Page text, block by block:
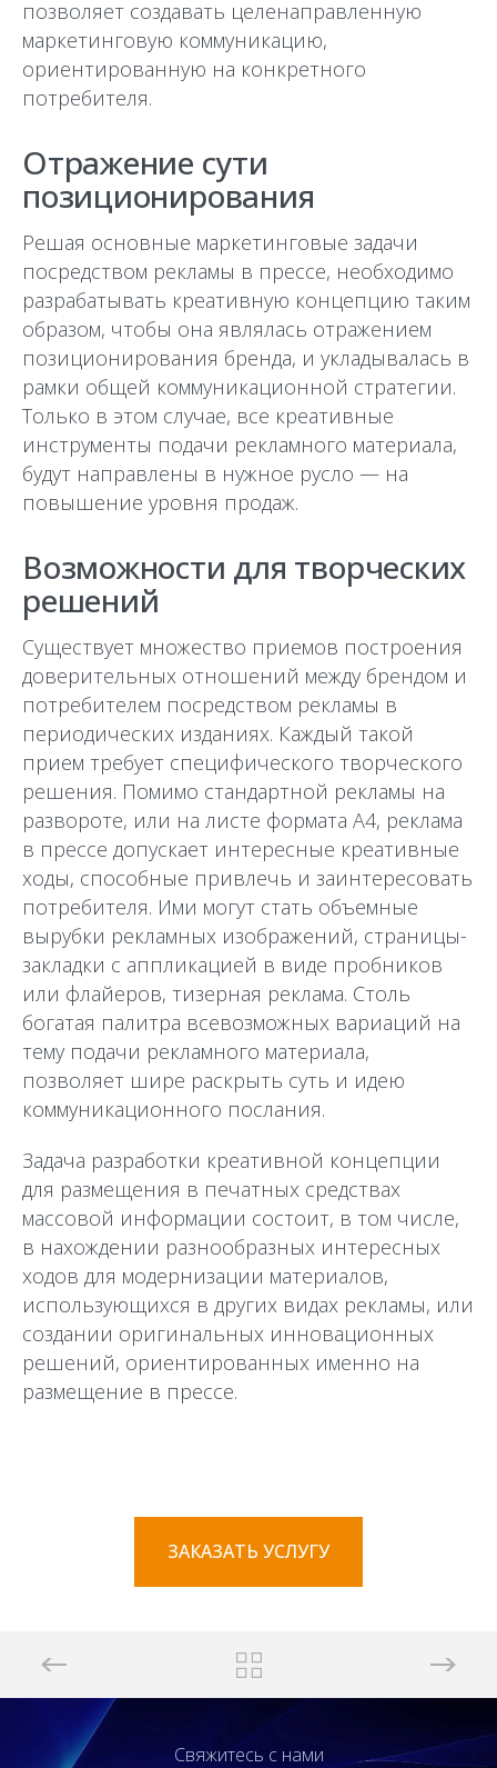
позволяет создавать целенаправленную
маркетинговую коммуникацию,
ориентированную на конкретного
потребителя.
Отражение сути
позиционирования
Решая основные маркетинговые задачи
посредством рекламы в прессе, необходимо
разрабатывать креативную концепцию таким
образом, чтобы она являлась отражением
позиционирования бренда, и укладывалась в
рамки общей коммуникационной стратегии.
Только в этом случае, все креативные
инструменты подачи рекламного материала,
будут направлены в нужное русло — на
повышение уровня продаж.
Возможности для творческих
решений
Существует множество приемов построения
доверительных отношений между брендом и
потребителем посредством рекламы в
периодических изданиях. Каждый такой
прием требует специфического творческого
решения. Помимо стандартной рекламы на
развороте, или на листе формата А4, реклама
в прессе допускает интересные креативные
ходы, способные привлечь и заинтересовать
потребителя. Ими могут стать объемные
вырубки рекламных изображений, страницы-
закладки с аппликацией в виде пробников
или флайеров, тизерная реклама. Столь
богатая палитра всевозможных вариаций на
тему подачи рекламного материала,
позволяет шире раскрыть суть и идею
коммуникационного послания.
Задача разработки креативной концепции
для размещения в печатных средствах
массовой информации состоит, в том числе,
в нахождении разнообразных интересных
ходов для модернизации материалов,
использующихся в других видах рекламы, или
создании оригинальных инновационных
решений, ориентированных именно на
размещение в прессе.
ЗАКАЗАТЬ УСЛУГУ
Свяжитесь с нами